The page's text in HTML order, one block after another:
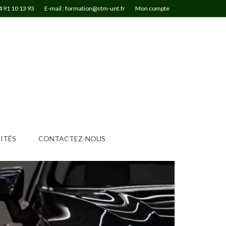
91 10 13 93 E-mail : formation@stm-unt.fr Mon compte
CONTACTEZ-NOUS